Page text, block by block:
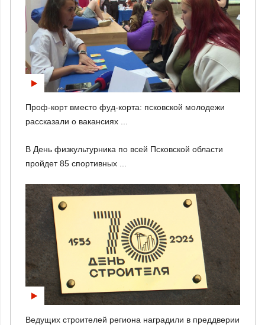
Проф-корт вместо фуд-корта: псковской молодежи
рассказали о вакансиях ...
В День физкультурника по всей Псковской области
пройдет 85 спортивных ...
Ведущих строителей региона наградили в преддверии